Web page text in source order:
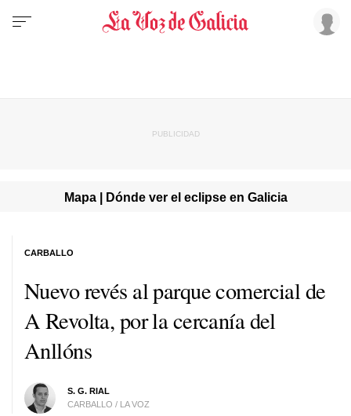
Mapa | Dónde ver el eclipse en Galicia
Nuevo revés al parque comercial de
A Revolta, por la cercanía del
Anllóns
S. G. RIAL
CARBALLO / LA VOZ
CARBALLO